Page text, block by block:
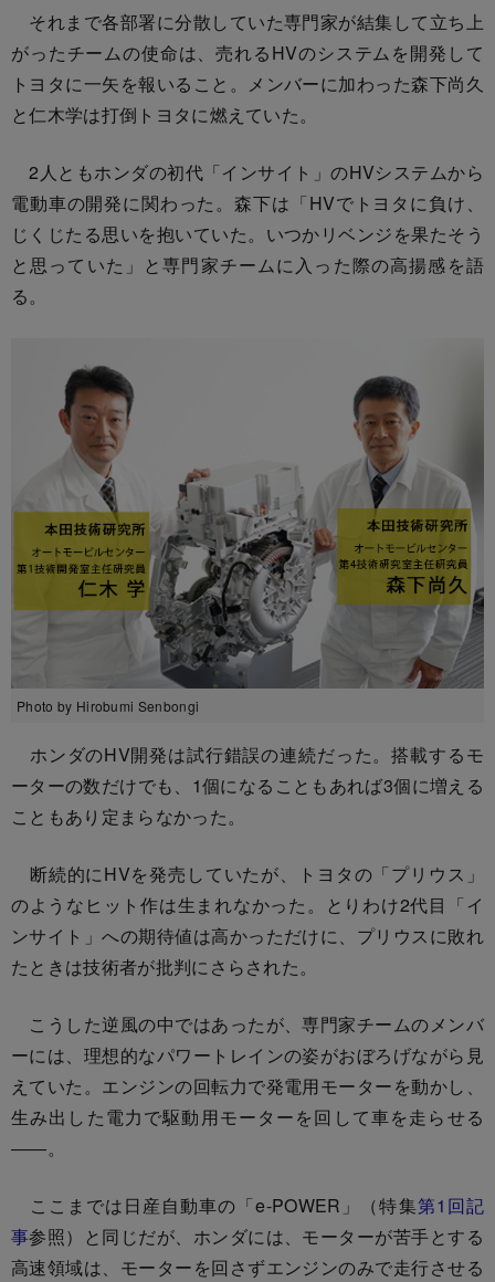
それまで各部署に分散していた専門家が結集して立ち上
がったチームの使命は、売れるHVのシステムを開発して
トヨタに一矢を報いること。メンバーに加わった森下尚久
と仁木学は打倒トヨタに燃えていた。
2人ともホンダの初代「インサイト」のHVシステムから
電動車の開発に関わった。森下は「HVでトヨタに負け、
じくじたる思いを抱いていた。いつかリベンジを果たそう
と思っていた」と専門家チームに入った際の高揚感を語
る。
Photo by Hirobumi Senbongi
ホンダのHV開発は試行錯誤の連続だった。搭載するモ
ーターの数だけでも、1個になることもあれば3個に増える
こともあり定まらなかった。
断続的にHVを発売していたが、トヨタの「プリウス」
のようなヒット作は生まれなかった。とりわけ2代目「イ
ンサイト」への期待値は高かっただけに、プリウスに敗れ
たときは技術者が批判にさらされた。
こうした逆風の中ではあったが、専門家チームのメンバ
ーには、理想的なパワートレインの姿がおぼろげながら見
えていた。エンジンの回転力で発電用モーターを動かし、
生み出した電力で駆動用モーターを回して車を走らせる
――。
ここまでは日産自動車の「e-POWER」（特集第1回記
事参照）と同じだが、ホンダには、モーターが苦手とする
高速領域は、モーターを回さずエンジンのみで走行させる